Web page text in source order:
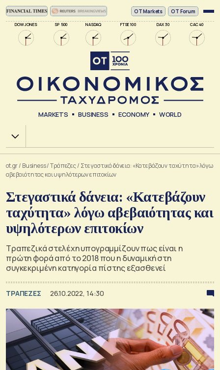
DOW JONES SP 500 NASDAQ FTSE 100 DAX 30 CAC 40
ΟΤ Markets OT Forum
MARKETS BUSINESS ECONOMY WORLD
Χ.Α.
ot.gr/ Business/Τράπεζες/ Στεγαστικά δάνεια: «Κατεβάζουν ταχύτητα» λόγω
αβεβαιότητας και υψηλότερων επιτοκίων
Στεγαστικά δάνεια: «Κατεβάζουν
ταχύτητα» λόγω αβεβαιότητας και
υψηλότερων επιτοκίων
Τραπεζικά στελέχη υπογραμμίζουν πως είναι η
πρώτη φορά από το 2018 που η δυναμική στη
συγκεκριμένη κατηγορία πίστης εξασθενεί
ΤΡΑΠΕΖΕΣ 26.10.2022, 14:30